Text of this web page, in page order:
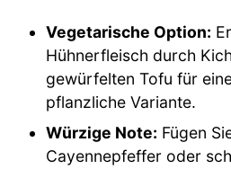
Vegetarische Option:
Hühnerfleisch durch
gewürfelten Tofu für
pflanzliche Variante.
Würzige Note: Fügen
Cayennepfeffer oder